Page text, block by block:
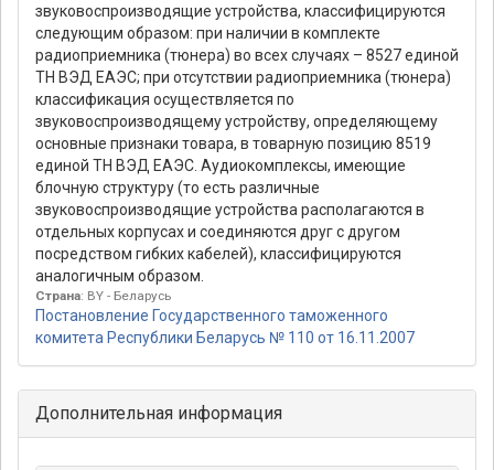
звуковоспроизводящие устройства, классифицируются
следующим образом: при наличии в комплекте
радиоприемника (тюнера) во всех случаях – 8527 единой
ТН ВЭД ЕАЭС; при отсутствии радиоприемника (тюнера)
классификация осуществляется по
звуковоспроизводящему устройству, определяющему
основные признаки товара, в товарную позицию 8519
единой ТН ВЭД ЕАЭС. Аудиокомплексы, имеющие
блочную структуру (то есть различные
звуковоспроизводящие устройства располагаются в
отдельных корпусах и соединяются друг с другом
посредством гибких кабелей), классифицируются
аналогичным образом.
Страна: BY - Беларусь
Постановление Государственного таможенного
комитета Республики Беларусь № 110 от 16.11.2007
Дополнительная информация